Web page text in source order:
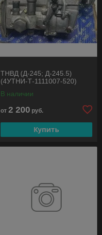
ТНВД (Д-245; Д-245.5)
(4УТНИ-Т-1111007-520)
В наличии
от 2 200 руб.
Купить